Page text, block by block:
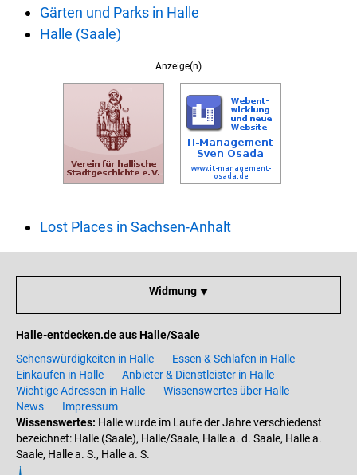
Gärten und Parks in Halle
Halle (Saale)
Anzeige(n)
Lost Places in Sachsen-Anhalt
Widmung ⯆
Halle-entdecken.de aus Halle/Saale
Sehenswürdigkeiten in Halle
Essen & Schlafen in Halle
Einkaufen in Halle
Anbieter & Dienstleister in Halle
Wichtige Adressen in Halle
Wissenswertes über Halle
News
Impressum
Wissenswertes: Halle wurde im Laufe der Jahre verschiedenst
bezeichnet: Halle (Saale), Halle/Saale, Halle a. d. Saale, Halle a.
Saale, Halle a. S., Halle a. S.